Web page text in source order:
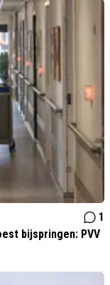
1
bijspringen: PVV